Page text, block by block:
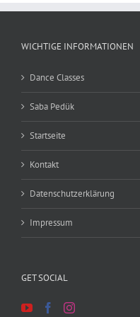
WICHTIGE INFORMATIONEN
Dance Classes
Saba Pedük
Startseite
Kontakt
Datenschutzerklärung
Impressum
GET SOCIAL